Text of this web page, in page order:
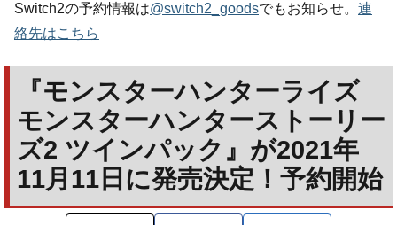
Switch2の予約情報は@switch2_goodsでもお知らせ。 連
絡先はこちら
『モンスターハンターライズ
モンスターハンターストーリー
ズ2 ツインパック』が2021年
11月11日に発売決定！予約開始